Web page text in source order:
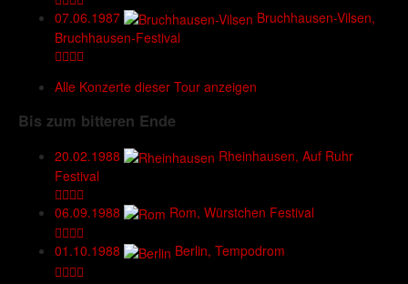
07.06.1987
Bruchhausen-Vilsen,
Bruchhausen-Festival
Alle Konzerte dieser Tour anzeigen
Bis zum bitteren Ende
20.02.1988
Rheinhausen, Auf Ruhr
Festival
06.09.1988
Rom, Würstchen Festival
01.10.1988 Berlin, Tempodrom